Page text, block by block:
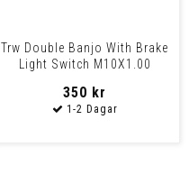
Trw Double Banjo With Brake
Light Switch M10X1.00
350 kr